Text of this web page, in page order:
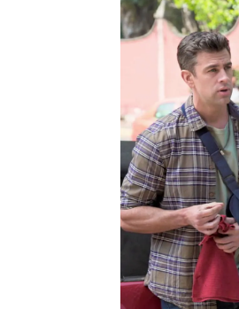
una
y
una
tan